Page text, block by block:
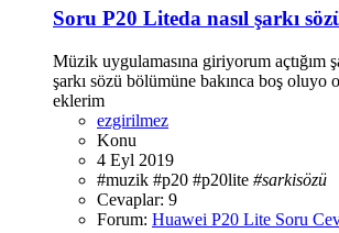
Soru P20 Liteda nasıl şarkı
Müzik uygulamasına giriyorum açtığım
şarkı sözü bölümüne bakınca boş oluyo
eklerim
ezgirilmez
Konu
4 Eyl 2019
#muzik #p20 #p20lite #sarkisözü
Cevaplar: 9
Forum: Huawei P20 Lite Soru